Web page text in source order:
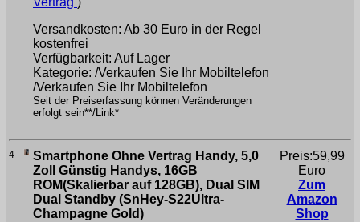
Versandkosten: Ab 30 Euro in der Regel
kostenfrei
Verfügbarkeit: Auf Lager
Kategorie: /Verkaufen Sie Ihr Mobiltelefon
/Verkaufen Sie Ihr Mobiltelefon
Seit der Preiserfassung können Veränderungen
erfolgt sein**/Link*
4
Smartphone Ohne Vertrag Handy, 5,0
Zoll Günstig Handys, 16GB
ROM(Skalierbar auf 128GB), Dual SIM
Dual Standby (SnHey-S22Ultra-
Champagne Gold)
Preis:59,99
Euro
Zum
Amazon
Shop